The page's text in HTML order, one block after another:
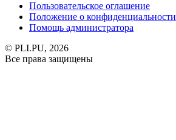
Пользовательское оглашение
Положение о конфиденциальности
Помощь администратора
© PLI.PU, 2026
Все права защищены